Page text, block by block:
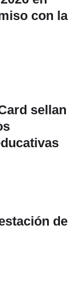
con la
sellan
de